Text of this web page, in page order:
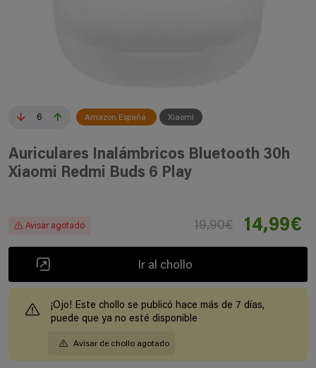
6 Amazon España Xiaomi
Auriculares Inalámbricos Bluetooth 30h
Xiaomi Redmi Buds 6 Play
Avisar agotado 19,90€ 14,99€
Ir al chollo
¡Ojo! Este chollo se publicó hace más de 7 días,
puede que ya no esté disponible
Avisar de chollo agotado